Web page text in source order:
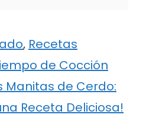
, Recetas
de Cocción
Manitas de Cerdo:
Receta Deliciosa!